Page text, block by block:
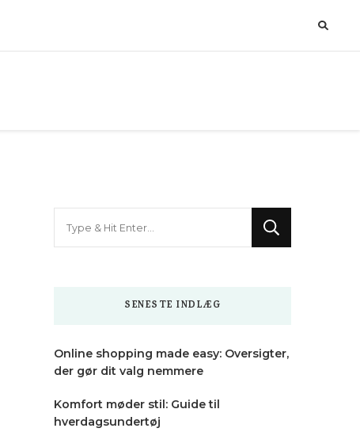
SENESTE INDLÆG
Online shopping made easy: Oversigter,
der gør dit valg nemmere
Komfort møder stil: Guide til
hverdagsundertøj